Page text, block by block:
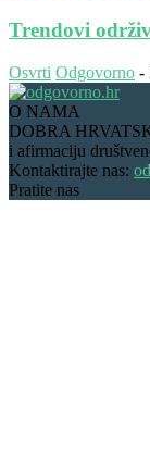
Trendovi
Osvrti Odgovorno -
O NAMA
DOBRA
i afirmaciju
Kontaktirajte nas:
Pratite nas